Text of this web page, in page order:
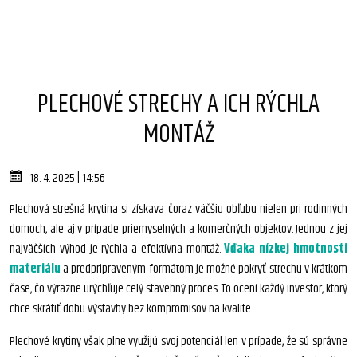
PLECHOVÉ STRECHY A ICH RÝCHLA
MONTÁŽ
18. 4. 2025 | 14:56
Plechová strešná krytina si získava čoraz väčšiu obľubu nielen pri rodinných
domoch, ale aj v prípade priemyselných a komerčných objektov. Jednou z jej
najväčších výhod je rýchla a efektívna montáž.Vďaka nízkej hmotnosti
materiálua predpripraveným formátom je možné pokryť strechu v krátkom
čase, čo výrazne urýchľuje celý stavebný proces. To ocení každý investor, ktorý
chce skrátiť dobu výstavby bez kompromisov na kvalite.
Plechové krytiny však plne využijú svoj potenciál len v prípade, že sú správne